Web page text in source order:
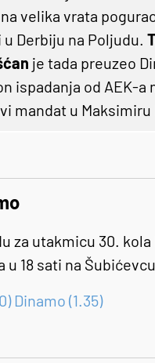
velika vrata
Derbiju na Poljudu.
je tada preuzeo
ispadanja od AEK-
mandat u
za utakmicu 30.
u 18 sati na
Dinamo (1.35)